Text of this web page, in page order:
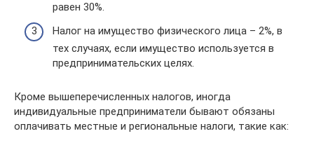
равен 30%.
Налог на имущество физического лица – 2%, в
тех случаях, если имущество используется в
предпринимательских целях.
Кроме вышеперечисленных налогов, иногда
индивидуальные предприниматели бывают обязаны
оплачивать местные и региональные налоги, такие как: